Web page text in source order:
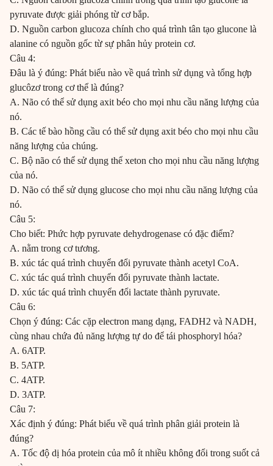
pyruvate được giải phóng từ cơ bắp.
D. Nguồn carbon glucoza chính cho quá trình tân tạo glucone là
alanine có nguồn gốc từ sự phân hủy protein cơ.
Câu 4:
Đâu là ý đúng: Phát biểu nào về quá trình sử dụng và tổng hợp
glucôzơ trong cơ thể là đúng?
A. Não có thể sử dụng axit béo cho mọi nhu cầu năng lượng của
nó.
B. Các tế bào hồng cầu có thể sử dụng axit béo cho mọi nhu cầu
năng lượng của chúng.
C. Bộ não có thể sử dụng thể xeton cho mọi nhu cầu năng lượng
của nó.
D. Não có thể sử dụng glucose cho mọi nhu cầu năng lượng của
nó.
Câu 5:
Cho biết: Phức hợp pyruvate dehydrogenase có đặc điểm?
A. nằm trong cơ tương.
B. xúc tác quá trình chuyển đổi pyruvate thành acetyl CoA.
C. xúc tác quá trình chuyển đổi pyruvate thành lactate.
D. xúc tác quá trình chuyển đổi lactate thành pyruvate.
Câu 6:
Chọn ý đúng: Các cặp electron mang dạng, FADH2 và NADH,
cùng nhau chứa đủ năng lượng tự do để tái phosphoryl hóa?
A. 6ATP.
B. 5ATP.
C. 4ATP.
D. 3ATP.
Câu 7:
Xác định ý đúng: Phát biểu về quá trình phân giải protein là
đúng?
A. Tốc độ dị hóa protein của mô ít nhiều không đổi trong suốt cả